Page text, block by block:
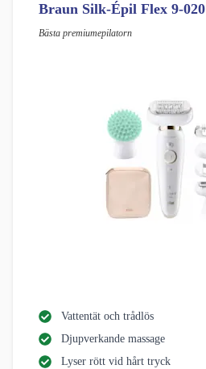
Braun Silk-Épil Flex 9-020
Bästa premiumepilatorn
Vattentät och trådlös
Djupverkande massage
Lyser rött vid hårt tryck